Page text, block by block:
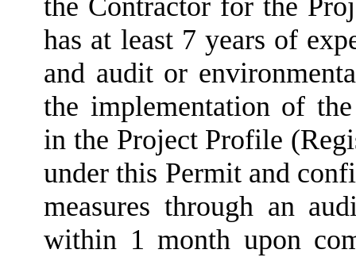
has at least 7 years of
and audit or
the implementation of
in the Project Profile
under this Permit and
measures through an
within 1 month upon